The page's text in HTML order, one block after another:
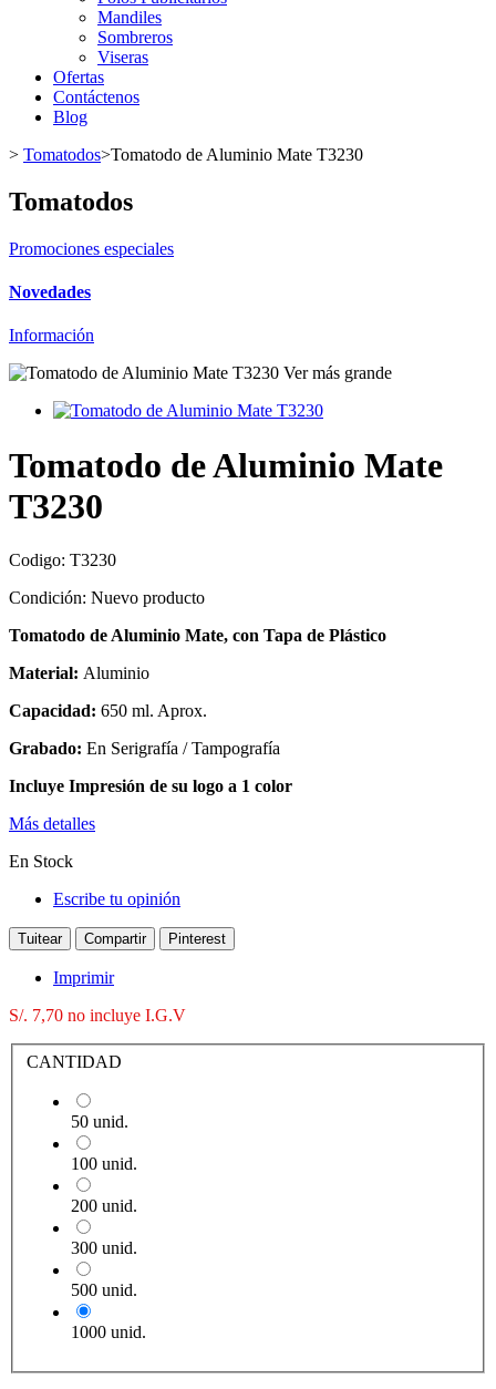
Mandiles
Sombreros
Viseras
Ofertas
Contáctenos
Blog
> Tomatodos>Tomatodo de Aluminio Mate T3230
Tomatodos
Promociones especiales
Novedades
Información
Ver más grande
Tomatodo de Aluminio Mate
T3230
Codigo: T3230
Condición: Nuevo producto
Tomatodo de Aluminio Mate, con Tapa de Plástico
Material: Aluminio
Capacidad: 650 ml. Aprox.
Grabado: En Serigrafía / Tampografía
Incluye Impresión de su logo a 1 color
Más detalles
En Stock
Escribe tu opinión
Tuitear Compartir Pinterest
Imprimir
S/. 7,70 no incluye I.G.V
CANTIDAD
50 unid.
100 unid.
200 unid.
300 unid.
500 unid.
1000 unid.